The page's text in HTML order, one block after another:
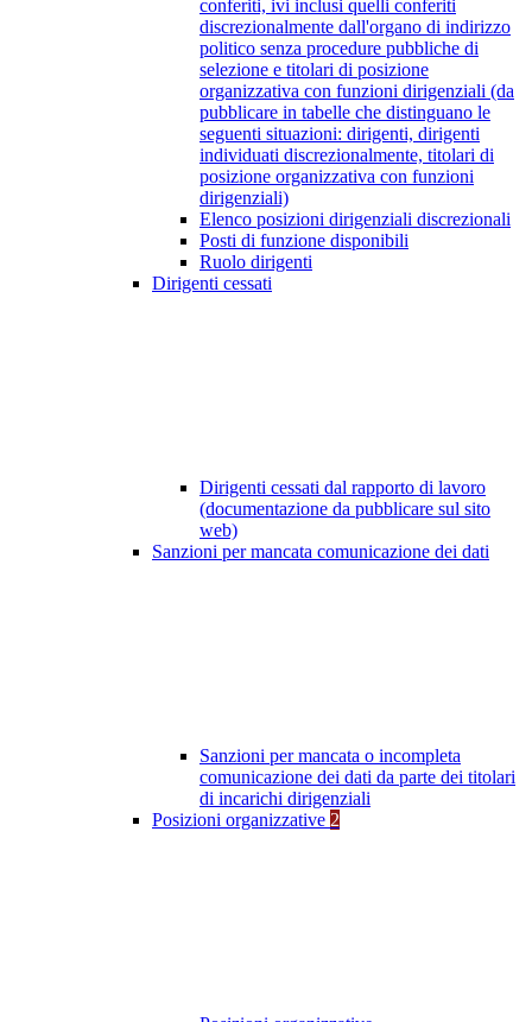
conferiti, ivi inclusi quelli conferiti
discrezionalmente dall'organo di indirizzo
politico senza procedure pubbliche di
selezione e titolari di posizione
organizzativa con funzioni dirigenziali (da
pubblicare in tabelle che distinguano le
seguenti situazioni: dirigenti, dirigenti
individuati discrezionalmente, titolari di
posizione organizzativa con funzioni
dirigenziali)
Elenco posizioni dirigenziali discrezionali
Posti di funzione disponibili
Ruolo dirigenti
Dirigenti cessati
Dirigenti cessati dal rapporto di lavoro
(documentazione da pubblicare sul sito
web)
Sanzioni per mancata comunicazione dei dati
Sanzioni per mancata o incompleta
comunicazione dei dati da parte dei titolari
di incarichi dirigenziali
Posizioni organizzative 2